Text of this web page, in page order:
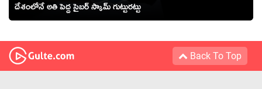
దేశంలోనే అతి పెద్ద సైబర్ స్కామ్ గుట్టురట్టు
Back To Top